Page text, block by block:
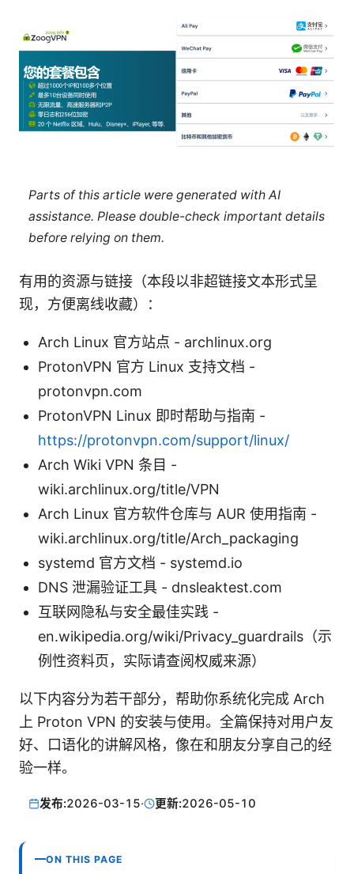
Parts of this article were generated with AI
assistance. Please double-check important details
before relying on them.
有用的资源与链接（本段以非超链接文本形式呈
现，方便离线收藏）：
Arch Linux 官方站点 - archlinux.org
ProtonVPN 官方 Linux 支持文档 -
protonvpn.com
ProtonVPN Linux 即时帮助与指南 -
https://protonvpn.com/support/linux/
Arch Wiki VPN 条目 -
wiki.archlinux.org/title/VPN
Arch Linux 官方软件仓库与 AUR 使用指南 -
wiki.archlinux.org/title/Arch_packaging
systemd 官方文档 - systemd.io
DNS 泄漏验证工具 - dnsleaktest.com
互联网隐私与安全最佳实践 -
en.wikipedia.org/wiki/Privacy_guardrails（示
例性资料页，实际请查阅权威来源）
以下内容分为若干部分，帮助你系统化完成 Arch
上 Proton VPN 的安装与使用。全篇保持对用户友
好、口语化的讲解风格，像在和朋友分享自己的经
验一样。
发布:2026-03-15· 更新:2026-05-10
ON THIS PAGE